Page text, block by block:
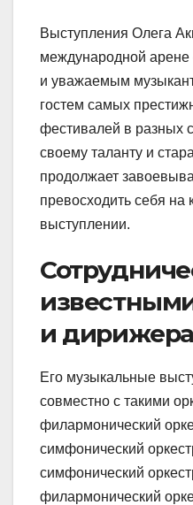
Выступления Олега
международной арене
и уважаемым
гостем самых
фестивалей в разных
своему таланту и
продолжает
превосходить себя
выступлении.
и
Его музыкальные
совместно с такими
филармонический
симфонический
симфонический
филармонический